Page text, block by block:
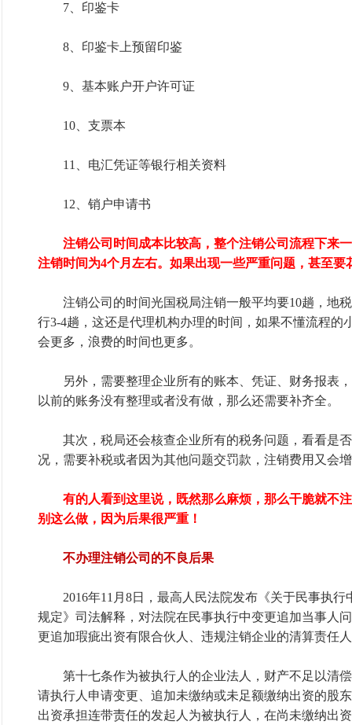
7、印鉴卡
8、印鉴卡上预留印鉴
9、基本账户开户许可证
10、支票本
11、电汇凭证等银行相关资料
12、销户申请书
注销公司时间成本比较高，整个注销公司流程下来
注销时间为4个月左右。如果出现一些严重问题，甚至要
注销公司的时间光国税局注销一般平均要10趟，地税
行3-4趟，这还是代理机构办理的时间，如果不懂流程的
会更多，浪费的时间也更多。
另外，需要整理企业所有的账本、凭证、财务报表，
以前的账务没有整理或者没有做，那么还需要补齐全。
其次，税局还会核查企业所有的税务问题，看看是否
况，需要补税或者因为其他问题交罚款，注销费用又会
有的人看到这里说，既然那么麻烦，那么干脆就不
别这么做，因为后果很严重！
不办理注销公司的不良后果
2016年11月8日，最高人民法院发布《关于民事执行
规定》司法解释，对法院在民事执行中变更追加当事人
更追加瑕疵出资有限合伙人、违规注销企业的清算责任
第十七条作为被执行人的企业法人，财产不足以清偿
请执行人申请变更、追加未缴纳或未足额缴纳出资的股
出资承担连带责任的发起人为被执行人，在尚未缴纳出